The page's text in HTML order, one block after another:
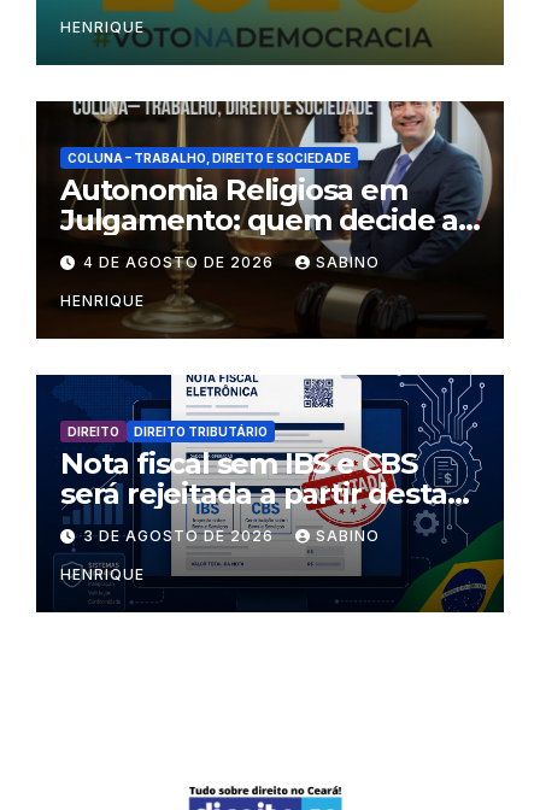
HENRIQUE
COLUNA – TRABALHO, DIREITO E SOCIEDADE
Autonomia Religiosa em
Julgamento: quem decide as
regras dentro dos templos?
4 DE AGOSTO DE 2026 SABINO
HENRIQUE
DIREITO DIREITO TRIBUTÁRIO
Nota fiscal sem IBS e CBS
será rejeitada a partir desta
segunda-feira
3 DE AGOSTO DE 2026 SABINO
HENRIQUE